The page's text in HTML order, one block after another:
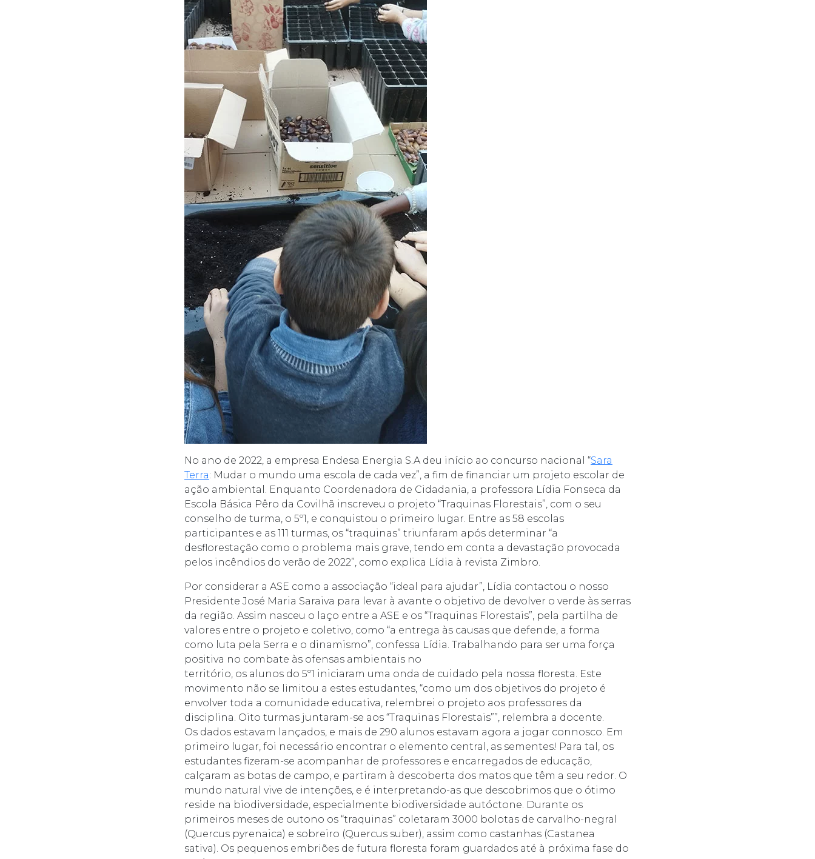
No ano de 2022, a empresa Endesa Energia S.A deu início ao concurso nacional “Sara
Terra: Mudar o mundo uma escola de cada vez”, a fim de financiar um projeto escolar de
ação ambiental. Enquanto Coordenadora de Cidadania, a professora Lídia Fonseca da
Escola Básica Pêro da Covilhã inscreveu o projeto “Traquinas Florestais”, com o seu
conselho de turma, o 5º1, e conquistou o primeiro lugar. Entre as 58 escolas
participantes e as 111 turmas, os “traquinas” triunfaram após determinar “a
desflorestação como o problema mais grave, tendo em conta a devastação provocada
pelos incêndios do verão de 2022”, como explica Lídia à revista Zimbro.
Por considerar a ASE como a associação “ideal para ajudar”, Lídia contactou o nosso
Presidente José Maria Saraiva para levar à avante o objetivo de devolver o verde às serras
da região. Assim nasceu o laço entre a ASE e os “Traquinas Florestais”, pela partilha de
valores entre o projeto e coletivo, como “a entrega às causas que defende, a forma
como luta pela Serra e o dinamismo”, confessa Lídia. Trabalhando para ser uma força
positiva no combate às ofensas ambientais no
território, os alunos do 5º1 iniciaram uma onda de cuidado pela nossa floresta. Este
movimento não se limitou a estes estudantes, “como um dos objetivos do projeto é
envolver toda a comunidade educativa, relembrei o projeto aos professores da
disciplina. Oito turmas juntaram-se aos “Traquinas Florestais””, relembra a docente.
Os dados estavam lançados, e mais de 290 alunos estavam agora a jogar connosco. Em
primeiro lugar, foi necessário encontrar o elemento central, as sementes! Para tal, os
estudantes fizeram-se acompanhar de professores e encarregados de educação,
calçaram as botas de campo, e partiram à descoberta dos matos que têm a seu redor. O
mundo natural vive de intenções, e é interpretando-as que descobrimos que o ótimo
reside na biodiversidade, especialmente biodiversidade autóctone. Durante os
primeiros meses de outono os “traquinas” coletaram 3000 bolotas de carvalho-negral
(Quercus pyrenaica) e sobreiro (Quercus suber), assim como castanhas (Castanea
sativa). Os pequenos embriões de futura floresta foram guardados até à próxima fase do